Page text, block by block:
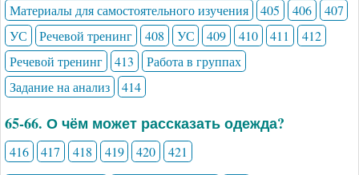
Материалы для самостоятельного изучения 405 406
407
УС
Речевой тренинг 408 УС 409 410 411
412
Речевой тренинг
413
Работа в группах
Задание на анализ
414
65-66. О чём может рассказать одежда?
416 417 418 419 420
421